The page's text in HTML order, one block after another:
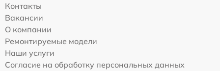
Контакты
Вакансии
О компании
Ремонтируемые модели
Наши услуги
Согласие на обработку персональных данных